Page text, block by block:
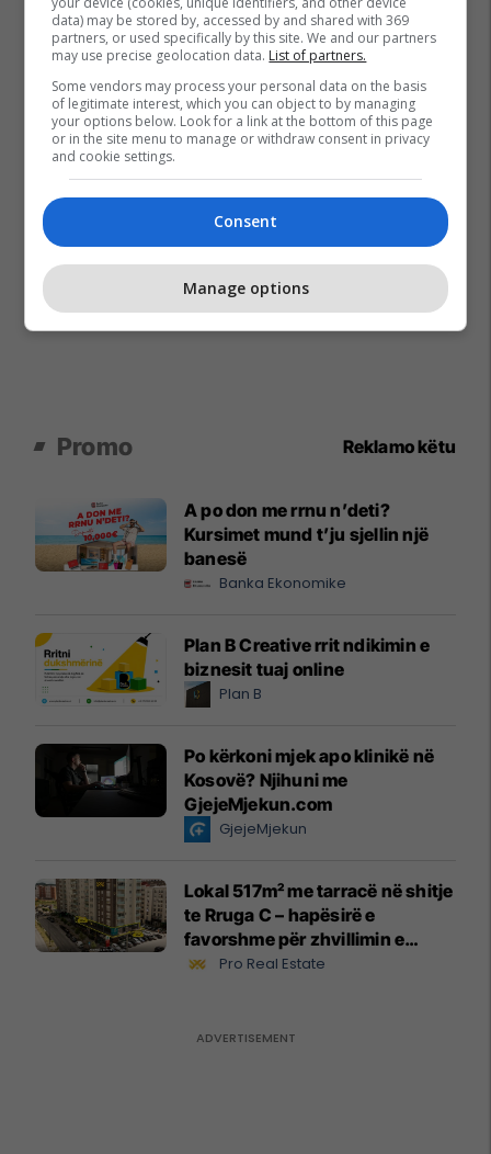
Promo Reklamo këtu
A po don me rrnu n’deti?
Kursimet mund t’ju sjellin një
banesë
Banka Ekonomike
Plan B Creative rrit ndikimin e
biznesit tuaj online
Plan B
Po kërkoni mjek apo klinikë në
Kosovë? Njihuni me
GjejeMjekun.com
GjejeMjekun
Lokal 517m² me tarracë në shitje
te Rruga C – hapësirë e
favorshme për zhvillimin e
biznesit #15796
Pro Real Estate
data) may be stored by, accessed by and shared with 369
partners, or used specifically by this site. We and our partners
may use precise geolocation data. List of partners.
Some vendors may process your personal data on the basis
of legitimate interest, which you can object to by managing
your options below. Look for a link at the bottom of this page
or in the site menu to manage or withdraw consent in privacy
and cookie settings.
Consent
Manage options